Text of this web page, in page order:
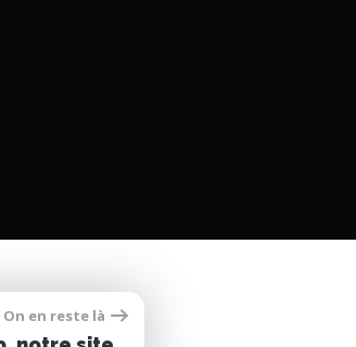
CONNECTER
On en reste là